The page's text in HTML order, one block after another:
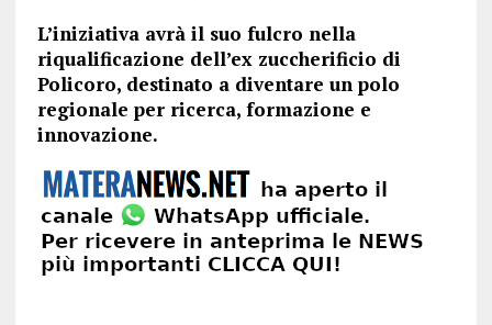
L’iniziativa avrà il suo fulcro nella
riqualificazione dell’ex zuccherificio di
Policoro, destinato a diventare un polo
regionale per ricerca, formazione e
innovazione.